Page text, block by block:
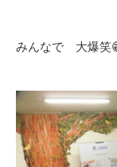
みんなで 大爆笑